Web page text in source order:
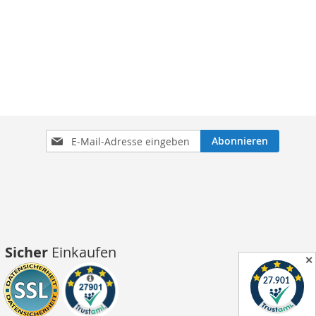
Anmeldung
zum
Abonnieren
Sicher Einkaufen ✕